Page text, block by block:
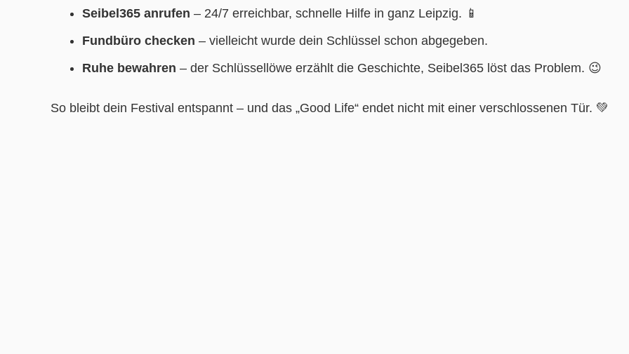
Seibel365 anrufen – 24/7 erreichbar, schnelle Hilfe in ganz Leipzig. 📱
Fundbüro checken – vielleicht wurde dein Schlüssel schon abgegeben.
Ruhe bewahren – der Schlüssellöwe erzählt die Geschichte, Seibel365 löst das Problem. 😉
So bleibt dein Festival entspannt – und das „Good Life“ endet nicht mit einer verschlossenen Tür. 💚